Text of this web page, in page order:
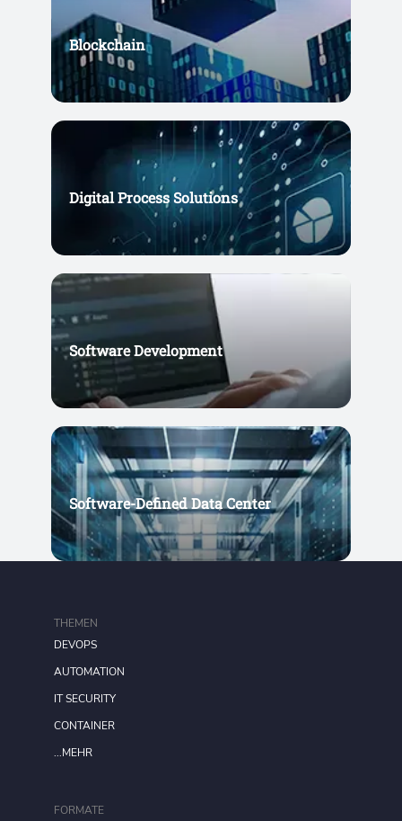
Blockchain
Digital Process Solutions
Software Development
Software-Defined Data Center
FORMATE
THEMEN
DEVOPS
AUTOMATION
IT SECURITY
CONTAINER
...MEHR